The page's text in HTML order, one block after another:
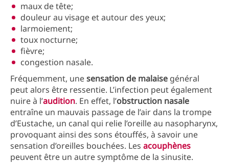
maux de tête;
douleur au visage et autour des yeux;
larmoiement;
toux nocturne;
fièvre;
congestion nasale.
Fréquemment, unesensation de malaise général
peut alors être ressentie. L’infection peut également
nuire à l’audition. En effet, l’obstruction nasale
entraîne un mauvais passage de l’air dans la trompe
d’Eustache, un canal qui relie l’oreille au nasopharynx,
provoquant ainsi des sons étouffés, à savoir une
sensation d’oreilles bouchées. Les acouphènes
peuvent être un autre symptôme de la sinusite.